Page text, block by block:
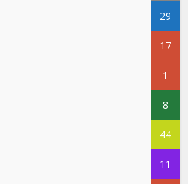
29
17
1
8
44
11